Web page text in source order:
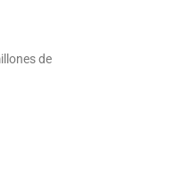
de